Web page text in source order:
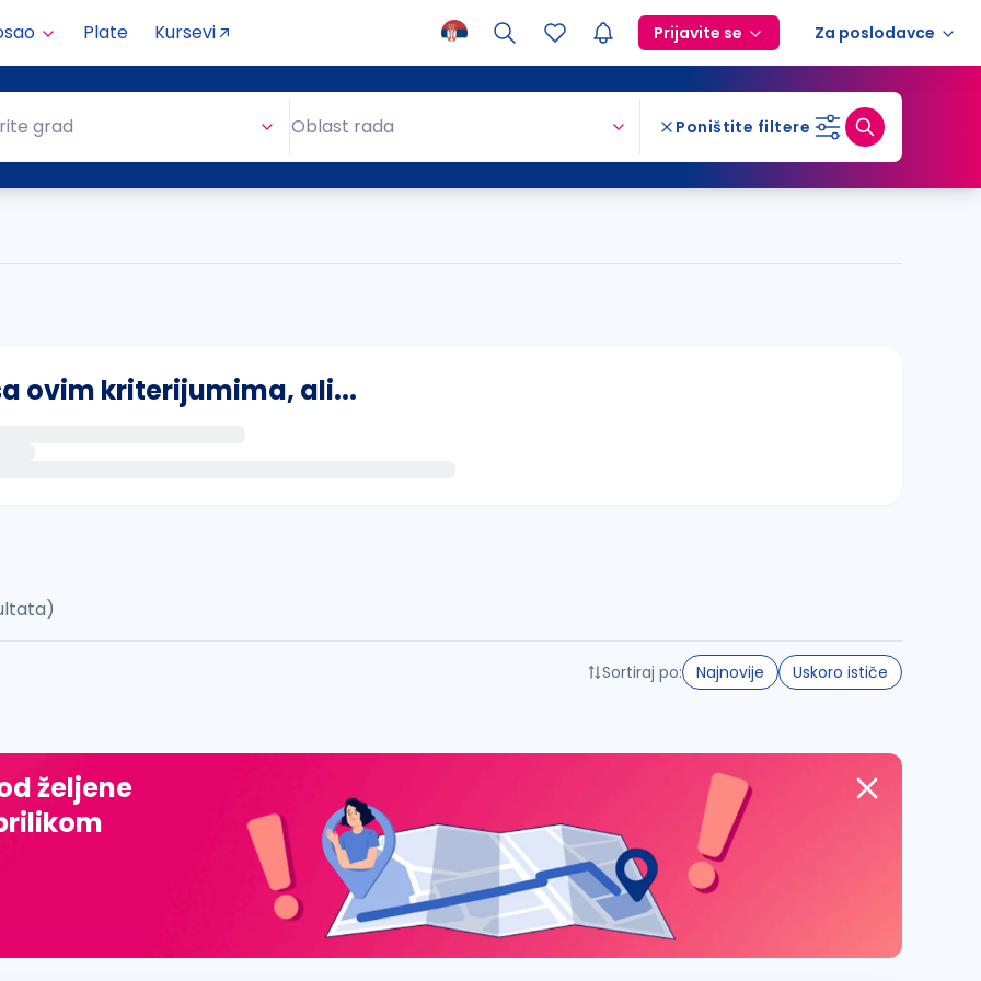
Plate Kursevi Prijavite se Za poslodavce
grad Oblast rada Poništite filtere
ovim kriterijumima, ali...
đ, ž, dž)
Sortiraj po: Najnovije Uskoro ističe
željene